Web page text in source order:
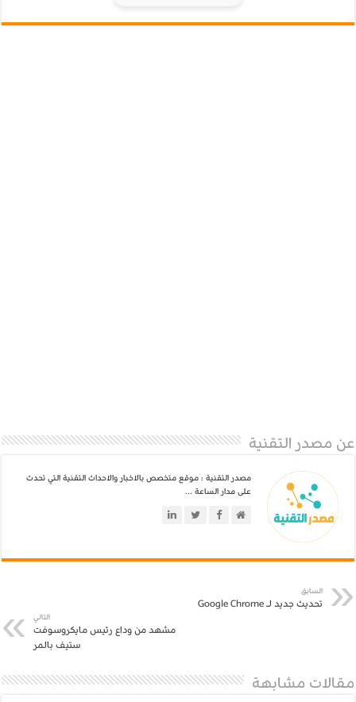
عن مصدر التقنية
مصدر التقنية : موقع متخصص بالاخبار والاحداث التقنية التي تحدث
على مدار الساعة ...
السابق
تحديث جديد لـ Google Chrome
التالي
مشهد من وداع رئيس مايكروسوفت
ستيف بالمر
مقالات مشابهة